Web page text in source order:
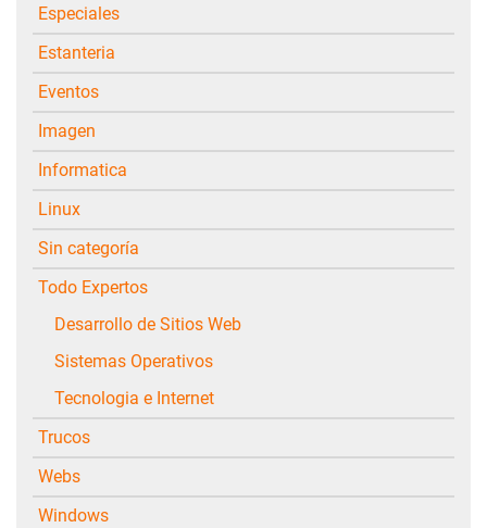
Especiales
Estanteria
Eventos
Imagen
Informatica
Linux
Sin categoría
Todo Expertos
Desarrollo de Sitios Web
Sistemas Operativos
Tecnologia e Internet
Trucos
Webs
Windows